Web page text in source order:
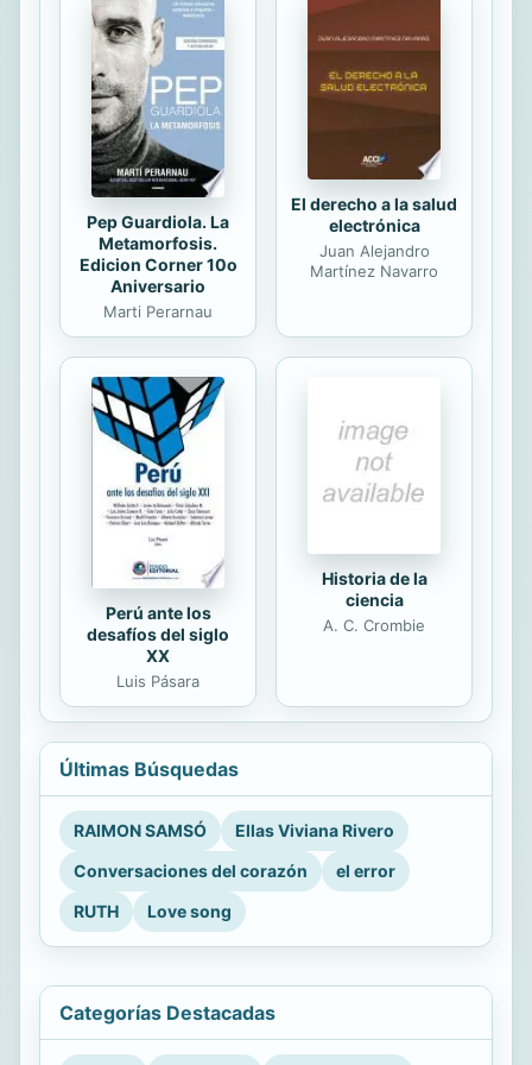
equilibradas. Con introducciones
claras sobre qué elementos debe
poner la mesa, cuáles son los
conocimientos elementales de
protocolo o cómo...
Pep Guardiola. La
Metamorfosis.
Edicion Corner 10o
Aniversario
Marti Perarnau
El derecho a la salud
electrónica
Juan Alejandro
Martínez Navarro
Perú ante los
desafíos del siglo
XX
Luis Pásara
Historia de la
ciencia
A. C. Crombie
Últimas Búsquedas
RAIMON SAMSÓ
Ellas Viviana Rivero
Conversaciones del corazón
el error
RUTH
Love song
Categorías Destacadas